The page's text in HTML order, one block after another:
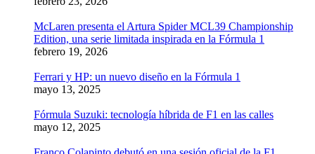
McLaren presenta el Artura Spider MCL39 Championship
Edition, una serie limitada inspirada en la Fórmula 1
febrero 19, 2026
Ferrari y HP: un nuevo diseño en la Fórmula 1
mayo 13, 2025
Fórmula Suzuki: tecnología híbrida de F1 en las calles
mayo 12, 2025